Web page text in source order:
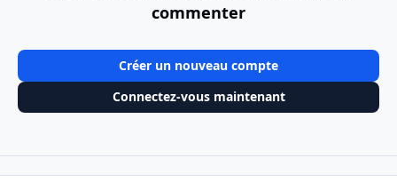
commenter
Créer un nouveau compte
Connectez-vous maintenant